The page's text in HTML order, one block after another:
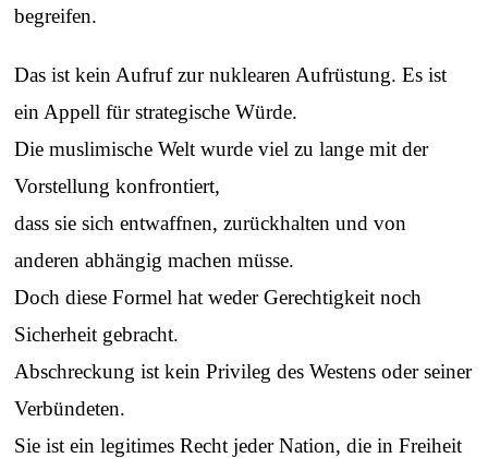
begreifen.
Das ist kein Aufruf zur nuklearen Aufrüstung. Es ist
ein Appell für strategische Würde.
Die muslimische Welt wurde viel zu lange mit der
Vorstellung konfrontiert,
dass sie sich entwaffnen, zurückhalten und von
anderen abhängig machen müsse.
Doch diese Formel hat weder Gerechtigkeit noch
Sicherheit gebracht.
Abschreckung ist kein Privileg des Westens oder seiner
Verbündeten.
Sie ist ein legitimes Recht jeder Nation, die in Freiheit